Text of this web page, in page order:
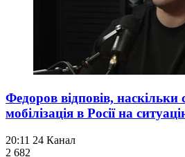
Федоров відповів,
мобілізація в Росії на
20:11 24 Канал
2 682